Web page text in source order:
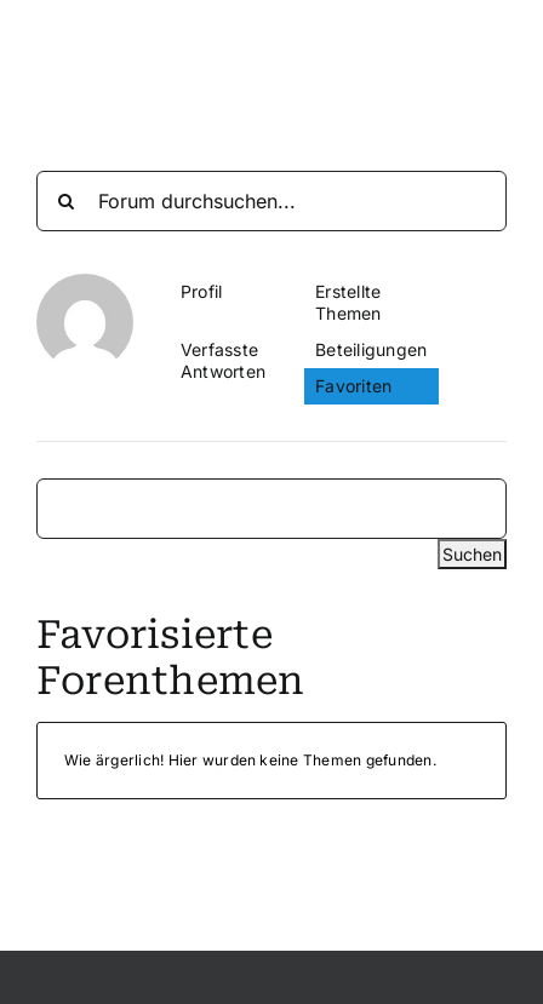
Profil
Erstellte
Themen
Verfasste
Antworten
Beteiligungen
Favoriten
Favorisierte
Forenthemen
Wie ärgerlich! Hier wurden keine Themen gefunden.